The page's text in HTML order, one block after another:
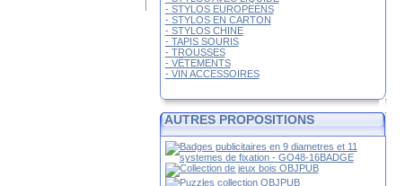
- STYLOS EUROPEENS
- STYLOS EN CARTON
- STYLOS CHINE
- TAPIS SOURIS
- TROUSSES
- VÊTEMENTS
- VIN ACCESSOIRES
AUTRES PROPOSITIONS